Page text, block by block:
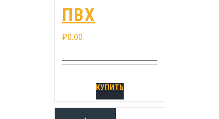
ПВХ
₽0.00
КУПИТЬ